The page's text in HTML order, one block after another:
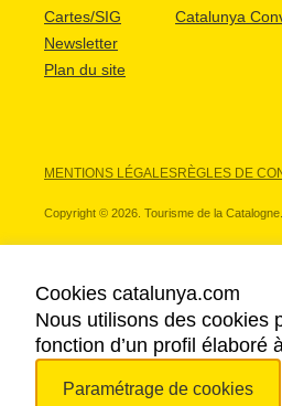
Cartes/SIG
Newsletter
Plan du site
Catalunya
MENTIONS LÉGALESRÈGLES DE
Copyright © 2026. Tourisme de la
NOS PARTENAIRES
Cookies catalunya.com
Nous utilisons des cookies
fonction d’un profil élaboré
Paramétrage de cookies